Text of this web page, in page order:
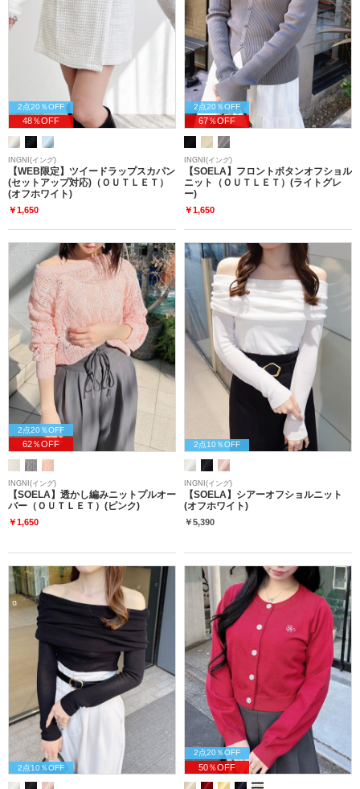
2点20％OFF
48％OFF
INGNI(イング)
【WEB限定】ツイードラップスカパン
(セットアップ対応)（ＯＵＴＬＥＴ）
(オフホワイト)
￥1,650
2点20％OFF
67％OFF
INGNI(イング)
【SOELA】フロントボタンオフショル
ニット（ＯＵＴＬＥＴ）(ライトグレ
ー)
￥1,650
2点20％OFF
62％OFF
INGNI(イング)
【SOELA】透かし編みニットプルオー
バー（ＯＵＴＬＥＴ）(ピンク)
￥1,650
2点10％OFF
INGNI(イング)
【SOELA】シアーオフショルニット
(オフホワイト)
￥5,390
2点10％OFF
2点20％OFF
50％OFF